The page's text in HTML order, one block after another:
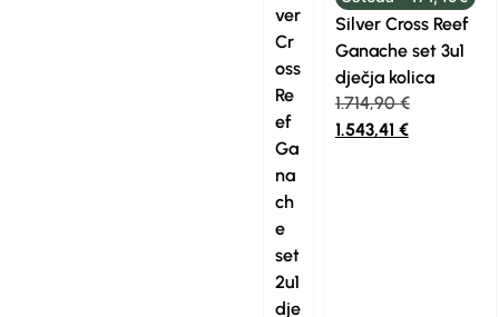
ver
Cr
oss
Re
ef
Ga
na
ch
e
set
2u1
dje
Silver Cross Reef
Ganache set 3u1
dječja kolica
1.714,90€
1.543,41 €